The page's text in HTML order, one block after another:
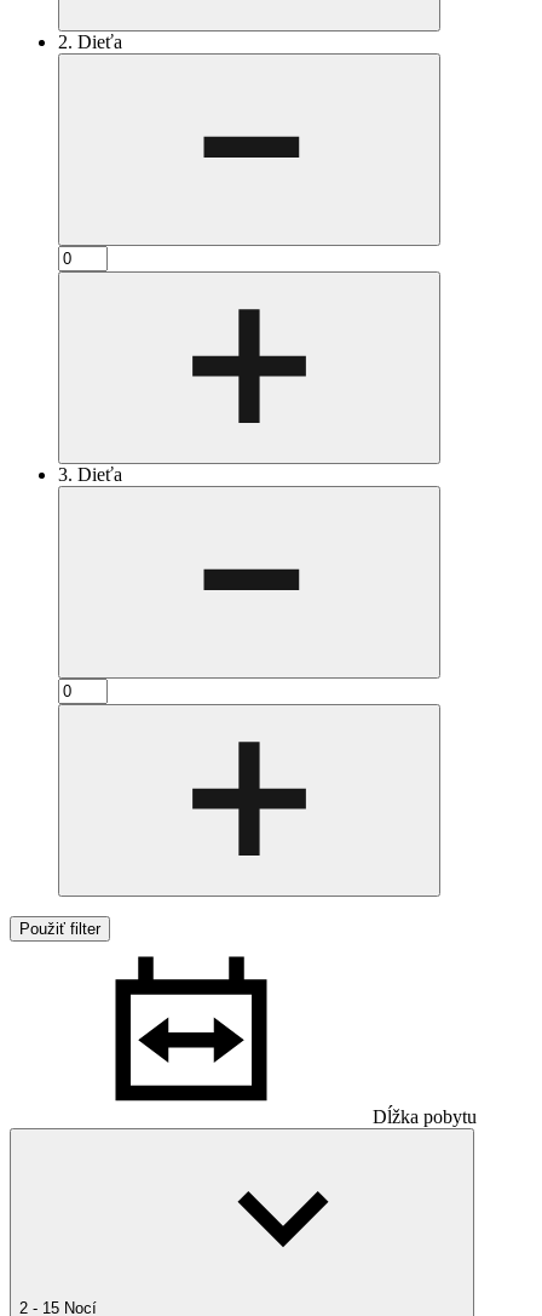
2. Dieťa
3. Dieťa
Použiť filter
Dĺžka pobytu
2 - 15 Nocí